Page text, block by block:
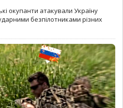
окупанти атакували Україну
безпілотниками різних